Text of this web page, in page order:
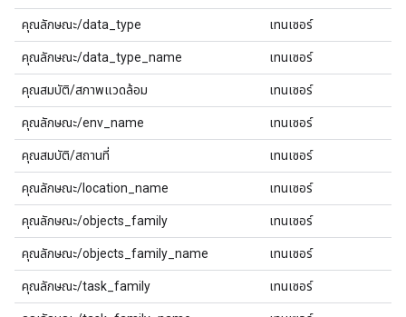
คุณลักษณะ/data_type เทนเซอร์
คุณลักษณะ/data_type_name เทนเซอร์
คุณสมบัติ/สภาพแวดล้อม เทนเซอร์
คุณลักษณะ/env_name เทนเซอร์
คุณสมบัติ/สถานที่ เทนเซอร์
คุณลักษณะ/location_name เทนเซอร์
คุณลักษณะ/objects_family เทนเซอร์
คุณลักษณะ/objects_family_name เทนเซอร์
คุณลักษณะ/task_family เทนเซอร์